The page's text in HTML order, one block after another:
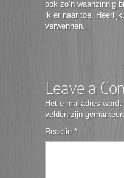
ook zo’n waanzinnig
ik er naar toe.
verwennen.
Leave a
Het e-mailadres
velden zijn
Reactie *